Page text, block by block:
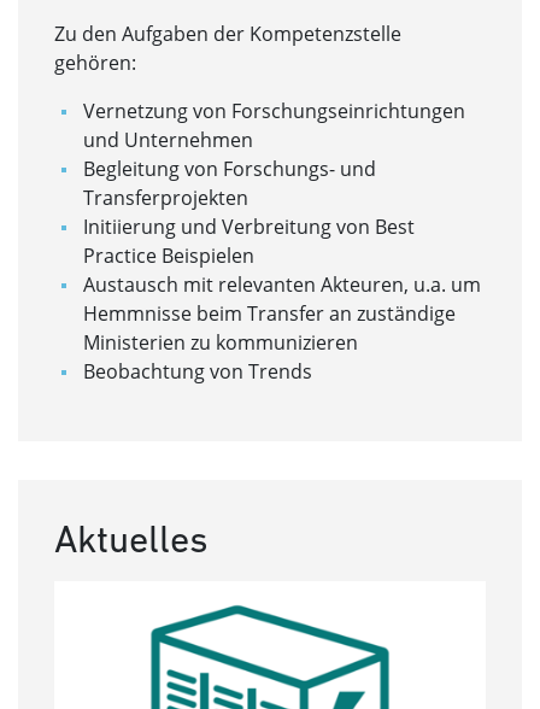
Zu den Aufgaben der Kompetenzstelle
gehören:
Vernetzung von Forschungseinrichtungen
und Unternehmen
Begleitung von Forschungs- und
Transferprojekten
Initiierung und Verbreitung von Best
Practice Beispielen
Austausch mit relevanten Akteuren, u.a. um
Hemmnisse beim Transfer an zuständige
Ministerien zu kommunizieren
Beobachtung von Trends
Aktuelles